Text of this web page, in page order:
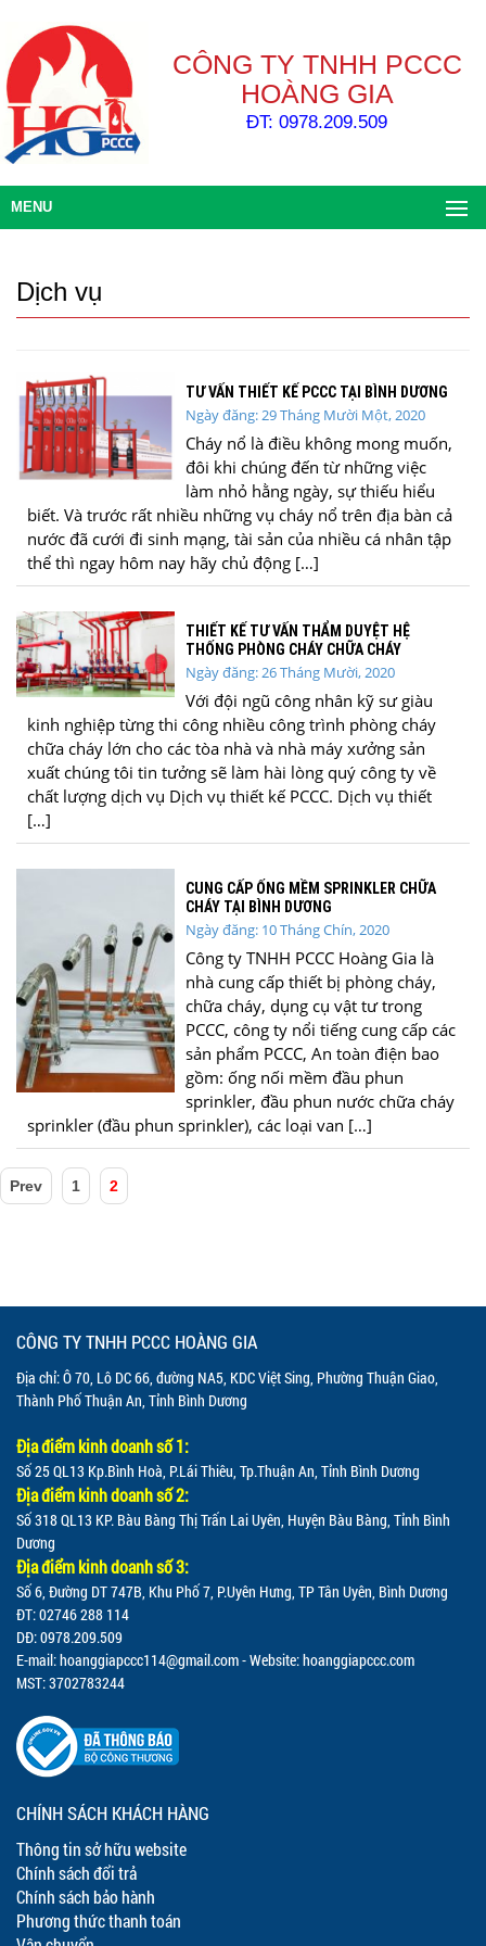
CÔNG TY TNHH PCCC
HOÀNG GIA
ĐT: 0978.209.509
MENU
Dịch vụ
TƯ VẤN THIẾT KẾ PCCC TẠI BÌNH DƯƠNG
Ngày đăng: 29 Tháng Mười Một, 2020
Cháy nổ là điều không mong muốn,
đôi khi chúng đến từ những việc
làm nhỏ hằng ngày, sự thiếu hiểu
biết. Và trước rất nhiều những vụ cháy nổ trên địa bàn cả
nước đã cưới đi sinh mạng, tài sản của nhiều cá nhân tập
thể thì ngay hôm nay hãy chủ động […]
THIẾT KẾ TƯ VẤN THẨM DUYỆT HỆ
THỐNG PHÒNG CHÁY CHỮA CHÁY
Ngày đăng: 26 Tháng Mười, 2020
Với đội ngũ công nhân kỹ sư giàu
kinh nghiệp từng thi công nhiều công trình phòng cháy
chữa cháy lớn cho các tòa nhà và nhà máy xưởng sản
xuất chúng tôi tin tưởng sẽ làm hài lòng quý công ty về
chất lượng dịch vụ Dịch vụ thiết kế PCCC. Dịch vụ thiết
[…]
CUNG CẤP ỐNG MỀM SPRINKLER CHỮA
CHÁY TẠI BÌNH DƯƠNG
Ngày đăng: 10 Tháng Chín, 2020
Công ty TNHH PCCC Hoàng Gia là
nhà cung cấp thiết bị phòng cháy,
chữa cháy, dụng cụ vật tư trong
PCCC, công ty nổi tiếng cung cấp các
sản phẩm PCCC, An toàn điện bao
gồm: ống nối mềm đầu phun
sprinkler, đầu phun nước chữa cháy
sprinkler (đầu phun sprinkler), các loại van […]
Prev 1 2
CÔNG TY TNHH PCCC HOÀNG GIA
Địa chỉ: Ô 70, Lô DC 66, đường NA5, KDC Việt Sing, Phường Thuận Giao,
Thành Phố Thuận An, Tỉnh Bình Dương
Địa điểm kinh doanh số 1:
Số 25 QL13 Kp.Bình Hoà, P.Lái Thiêu, Tp.Thuận An, Tỉnh Bình Dương
Địa điểm kinh doanh số 2:
Số 318 QL13 KP. Bàu Bàng Thị Trấn Lai Uyên, Huyện Bàu Bàng, Tỉnh Bình
Dương
Địa điểm kinh doanh số 3:
Số 6, Đường DT 747B, Khu Phố 7, P.Uyên Hưng, TP Tân Uyên, Bình Dương
ĐT: 02746 288 114
DĐ: 0978.209.509
E-mail:hoanggiapccc114@gmail.com- Website: hoanggiapccc.com
MST: 3702783244
CHÍNH SÁCH KHÁCH HÀNG
Thông tin sở hữu website
Chính sách đổi trả
Chính sách bảo hành
Phương thức thanh toán